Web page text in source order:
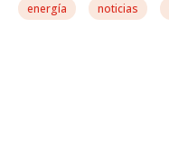
energía noticias